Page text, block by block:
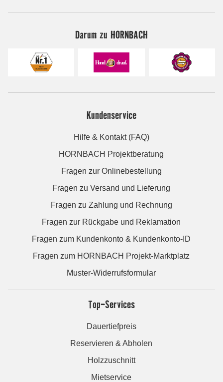
Darum zu HORNBACH
Kundenservice
Hilfe & Kontakt (FAQ)
HORNBACH Projektberatung
Fragen zur Onlinebestellung
Fragen zu Versand und Lieferung
Fragen zu Zahlung und Rechnung
Fragen zur Rückgabe und Reklamation
Fragen zum Kundenkonto & Kundenkonto-ID
Fragen zum HORNBACH Projekt-Marktplatz
Muster-Widerrufsformular
Top-Services
Dauertiefpreis
Reservieren & Abholen
Holzzuschnitt
Mietservice